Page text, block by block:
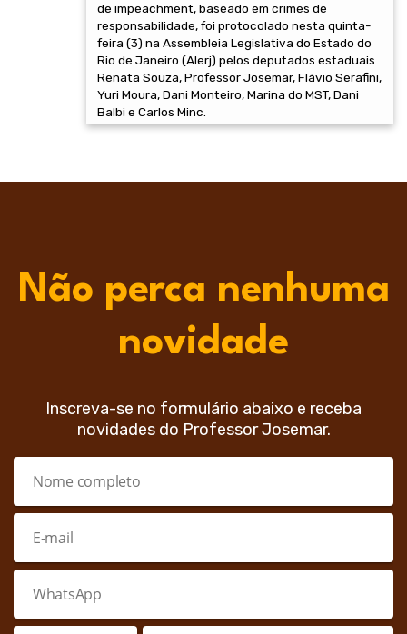
de impeachment, baseado em crimes de
responsabilidade, foi protocolado nesta quinta-
feira (3) na Assembleia Legislativa do Estado do
Rio de Janeiro (Alerj) pelos deputados estaduais
Renata Souza, Professor Josemar, Flávio Serafini,
Yuri Moura, Dani Monteiro, Marina do MST, Dani
Balbi e Carlos Minc.
Não perca nenhuma
novidade
Inscreva-se no formulário abaixo e receba
novidades do Professor Josemar.